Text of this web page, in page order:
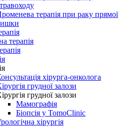
терапія при раку прямої
терапія
хірурга-онколога
грудної залози
грудної залози
Мамографія
Біопсія у TomoClinic
хірургія